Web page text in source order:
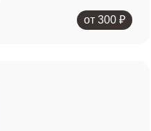
от 300 ₽